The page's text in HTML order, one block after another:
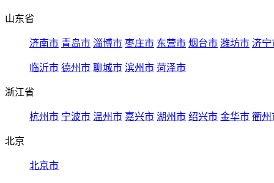
山东省
济南市 青岛市 淄博市 枣庄市 东营市 烟台市 潍坊市 济宁
临沂市 德州市 聊城市 滨州市 菏泽市
浙江省
杭州市 宁波市 温州市 嘉兴市 湖州市 绍兴市 金华市 衢州
北京
北京市